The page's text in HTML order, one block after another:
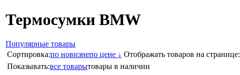
Термосумки BMW
Популярные товары
Сортировка:по новизнепо цене ↓ Отображать товаров на странице:
Показывать:все товарытовары в наличии